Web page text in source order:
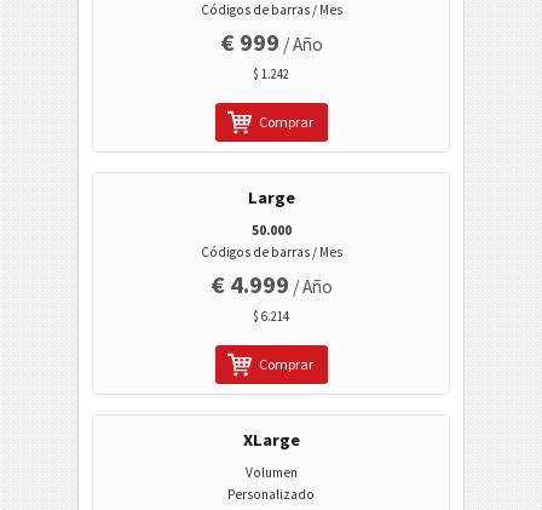
Códigos ISBN
Tarjetas de visita
Eventos
Código Wi-Fi
Códigos de barras / Mes
€ 999 / Año
$ 1.242
Comprar
Large
50.000
Códigos de barras / Mes
€ 4.999 / Año
$ 6.214
Comprar
XLarge
Volumen
Personalizado